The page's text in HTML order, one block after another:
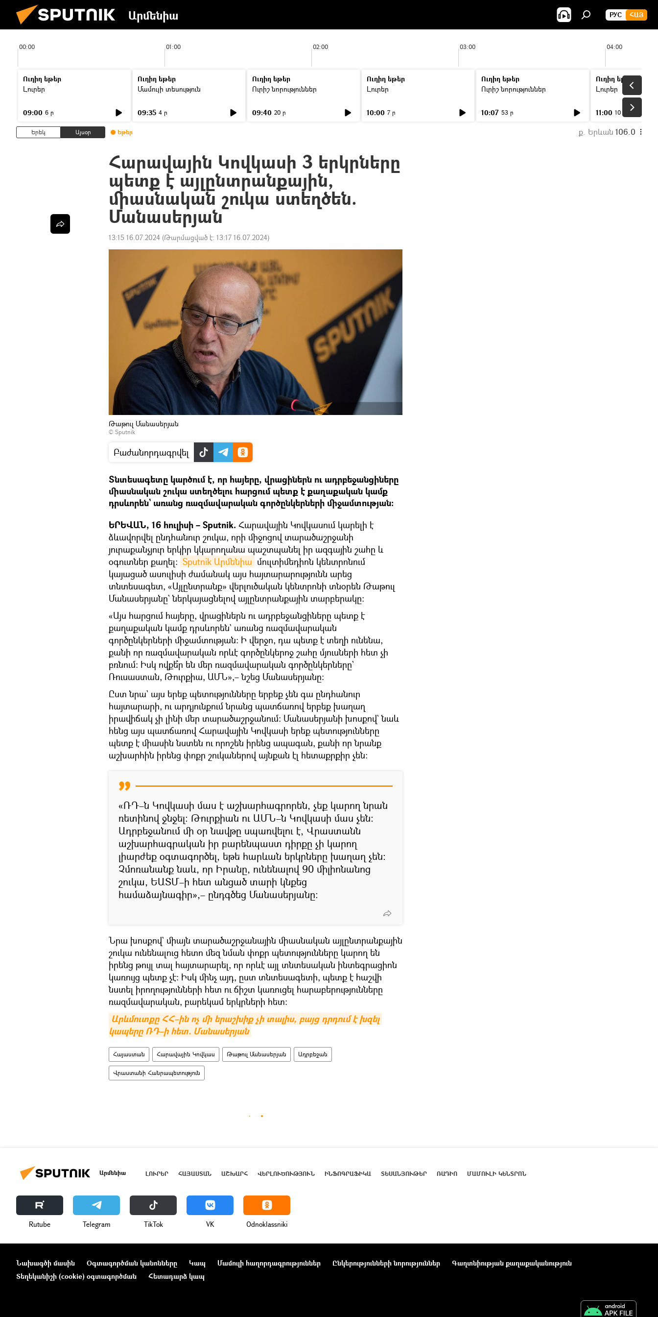
Արմենիա РУС ՀԱՅ
00:00 01:00 02:00 03:00 04:00
Ուղիղ եթեր
Լուրեր
09:00 6 ր
Ուղիղ եթեր
Մամուլի տեսություն
09:35 4 ր
Ուղիղ եթեր
Ուրիշ նորություններ
09:40 20 ր
Ուղիղ եթեր
Լուրեր
10:00 7 ր
Ուղիղ եթեր
Ուրիշ նորություններ
10:07 53 ր
Ուղիղ եթեր
Լուրեր
11:00 10 ր
Երեկ Այսօր Եթեր ք. Երևան 106.0
Հարավային Կովկասի 3 երկրները
պետք է այլընտրանքային,
միասնական շուկա ստեղծեն.
Մանասերյան
13:15 16.07.2024 (Թարմացված է: 13:17 16.07.2024)
Թաթուլ Մանասերյան
© Sputnik
Բաժանորդագրվել
Տնտեսագետը կարծում է, որ հայերը, վրացիներն ու ադրբեջանցիները
միասնական շուկա ստեղծելու հարցում պետք է քաղաքական կամք
դրսևորեն` առանց ռազմավարական գործընկերների միջամտության։
ԵՐԵՎԱՆ, 16 հուլիսի – Sputnik. Հարավային Կովկասում կարելի է
ձևավորվել ընդհանուր շուկա, որի միջոցով տարածաշրջանի
յուրաքանչյուր երկիր կկարողանա պաշտպանել իր ազգային շահը և
օգուտներ քաղել։ Sputnik Արմենիա մուլտիմեդիոն կենտրոնում
կայացած ասուլիսի ժամանակ այս հայտարարությունն արեց
տնտեսագետ, «Այլընտրանք» վերլուծական կենտրոնի տնօրեն Թաթուլ
Մանասերյանը` ներկայացնելով այլընտրանքային տարբերակը։
«Այս հարցում հայերը, վրացիներն ու ադրբեջանցիները պետք է
քաղաքական կամք դրսևորեն` առանց ռազմավարական
գործընկերների միջամտության։ Ի վերջո, դա պետք է տեղի ունենա,
քանի որ ռազմավարական որևէ գործընկերոջ շահը մյուսների հետ չի
բռնում։ Իսկ ովքե՞ր են մեր ռազմավարական գործընկերները`
Ռուսաստան, Թուրքիա, ԱՄՆ»,– նշեց Մանասերյանը։
Ըստ նրա` այս երեք պետությունները երբեք չեն գա ընդհանուր
հայտարարի, ու արդյունքում նրանց պատճառով երբեք խաղաղ
իրավիճակ չի լինի մեր տարածաշրջանում։ Մանասերյանի խոսքով` նաև
հենց այս պատճառով Հարավային Կովկասի երեք պետությունները
պետք է միասին նստեն ու որոշեն իրենց ապագան, քանի որ նրանք
աշխարհին իրենց փոքր շուկաներով այնքան էլ հետաքրքիր չեն։
«ՌԴ–ն Կովկասի մաս է աշխարհագրորեն, չեք կարող նրան
ռետինով ջնջել։ Թուրքիան ու ԱՄՆ–ն Կովկասի մաս չեն։
Ադրբեջանում մի օր նավթը սպառվելու է, Վրաստանն
աշխարհագրական իր բարենպաստ դիրքը չի կարող
լիարժեք օգտագործել, եթե հարևան երկրները խաղաղ չեն։
Չմոռանանք նաև, որ Իրանը, ունենալով 90 միլիոնանոց
շուկա, ԵԱՏՄ–ի հետ անցած տարի կնքեց
համաձայնագիր»,– ընդգծեց Մանասերյանը։
Նրա խոսքով` միայն տարածաշրջանային միասնական այլընտրանքային
շուկա ունենալուց հետո մեզ նման փոքր պետությունները կարող են
իրենց թույլ տալ հայտարարել, որ որևէ այլ տնտեսական ինտեգրացիոն
կառույց պետք չէ։ Իսկ մինչ այդ, ըստ տնտեսագետի, պետք է հաշվի
նստել իրողությունների հետ ու ճիշտ կառուցել հարաբերությունները
ռազմավարական, բարեկամ երկրների հետ։
Արևմուտքը ՀՀ–ին ոչ մի երաշխիք չի տալիս, բայց դրդում է խզել
կապերը ՌԴ–ի հետ. Մանասերյան
Հայաստան Հարավային Կովկաս Թաթուլ Մանասերյան Ադրբեջան
Վրաստանի Հանրապետություն
Արմենիա ԼՈՒՐԵՐ ՀԱՅԱՍՏԱՆ ԱՇԽԱՐՀ ՎԵՐԼՈՒԾՈՒԹՅՈՒՆ ԻՆՖՈԳՐԱՖԻԿԱ ՏԵՍԱՆՅՈՒԹԵՐ ՌԱԴԻՈ ՄԱՄՈՒԼԻ ԿԵՆՏՐՈՆ
Rutube Telegram ТikТоk VK Odnoklassniki
Նախագծի մասին Օգտագործման կանոնները Կապ Մամուլի հաղորդագրություններ Ընկերությունների նորություններ
Գաղտնիության քաղաքականություն
Տեղեկանիշի (cookie) օգտագործման
Հետադարձ կապ